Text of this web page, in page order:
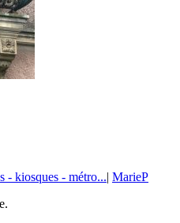
- kiosques - métro...| MarieP